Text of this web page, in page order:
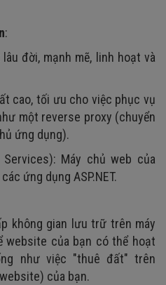
:
đời, mạnh mẽ, linh hoạt và
cao, tối ưu cho việc phục vụ
một reverse proxy (chuyển
ứng dụng).
Máy chủ web của
ứng dụng ASP.NET.
không gian lưu trữ trên máy
website của bạn có thể hoạt
như việc "thuê đất" trên
của bạn.